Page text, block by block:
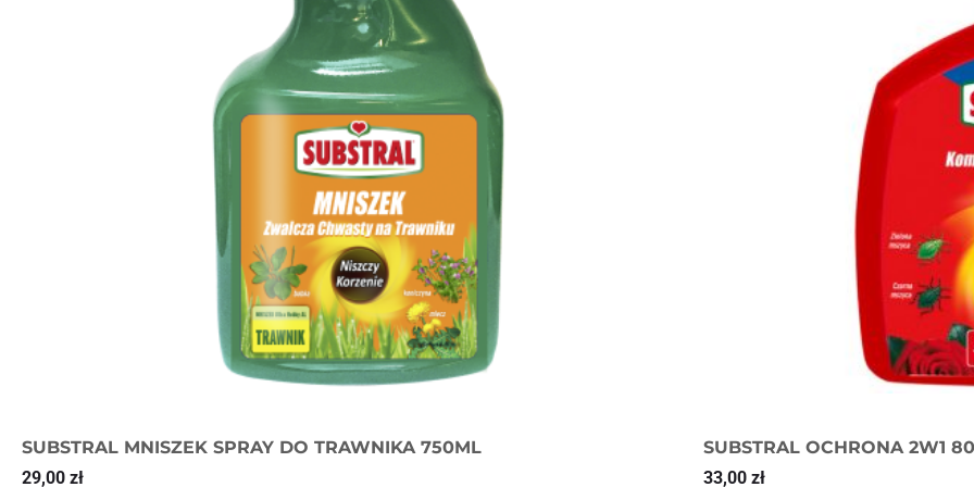
SUBSTRAL MNISZEK SPRAY DO TRAWNIKA 750ML
29,00 zł
SUBSTRAL OCHRONA 2W1
33,00 zł